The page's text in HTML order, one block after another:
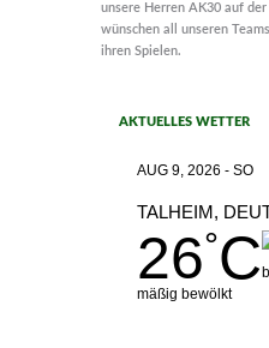
unsere Herren AK30 auf
wünschen all unseren
ihren Spielen.
AKTUELLES WETTER
AUG 9, 2026 - SO
TALHEIM,
26°C
mäßig bewölkt